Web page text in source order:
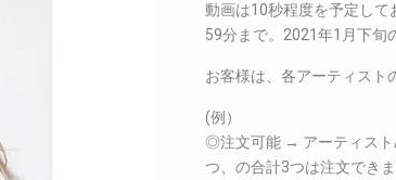
動画は10秒程度を予定し
59分まで。2021年1月下旬
お客様は、各アーティスト
(例）
◎注文可能 → アーティスト
つ、の合計3つは注文できま